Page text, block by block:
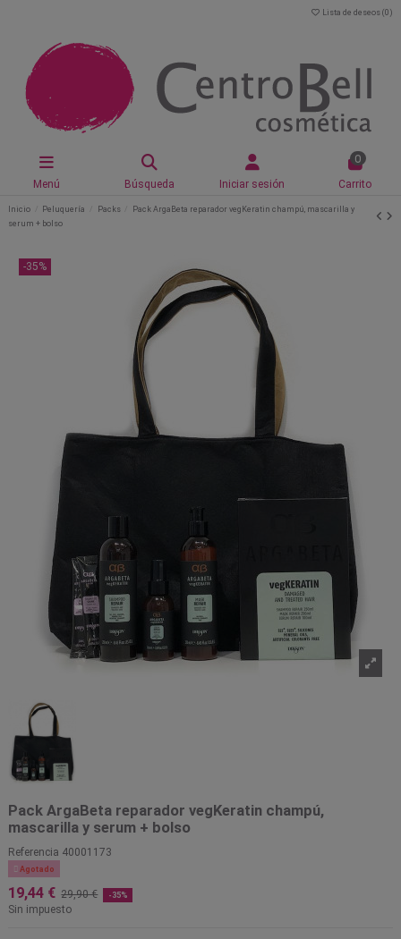
Lista de deseos (0 )
Menú Búsqueda Iniciar sesión
0
Carrito
Inicio Peluquería Packs
Pack ArgaBeta reparador vegKeratin champú, mascarilla y
serum + bolso
-35%
Pack ArgaBeta reparador vegKeratin champú,
mascarilla y serum + bolso
Referencia 40001173
 Agotado
19,44 € 29,90 € -35%
Sin impuesto